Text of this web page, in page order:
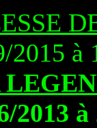
à
2013 à